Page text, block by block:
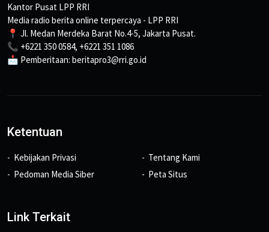
Kantor Pusat LPP RRI
Media radio berita online terpercaya - LPP RRI
📍 Jl. Medan Merdeka Barat No.4-5, Jakarta Pusat.
📞 +6221 350 0584, +6221 351 1086
📩 Pemberitaan: beritapro3@rri.go.id
Ketentuan
Kebijakan Privasi
Pedoman Media Siber
Tentang Kami
Peta Situs
Link Terkait